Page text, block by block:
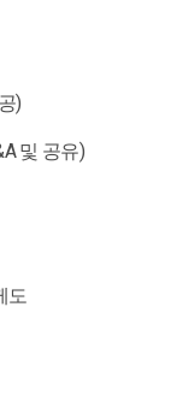
)
및 공유)
도